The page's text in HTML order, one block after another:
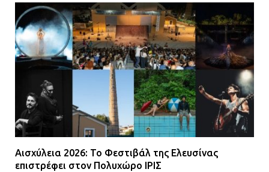
Αισχύλεια 2026: Το Φεστιβάλ της Ελευσίνας
επιστρέφει στον Πολυχώρο ΙΡΙΣ